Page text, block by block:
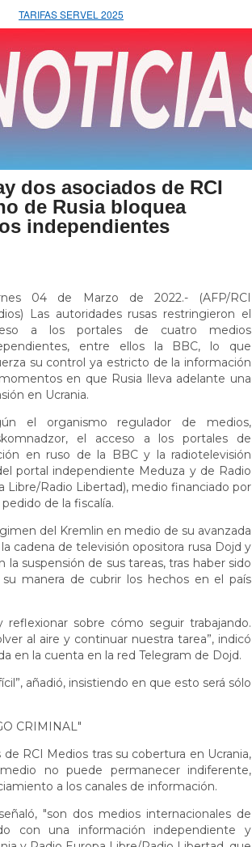
TARIFAS SERVEL 2025
dos asociados de RCI
de Rusia bloquea
independientes
04 de Marzo de 2022.- (AFP/RCI
Las autoridades rusas restringieron el
a los portales de cuatro medios
entre ellos la BBC, lo que
su control ya estricto de la información
en que Rusia lleva adelante una
en Ucrania.
el organismo regulador de medios,
el acceso a los portales de
en ruso de la BBC y la radiotelevisión
portal independiente Meduza y de Radio
Libre/Radio Libertad), medio financiado por
de la fiscalía.
del Kremlin en medio de su avanzada
cadena de televisión opositora rusa Dojd y
suspensión de sus tareas, tras haber sido
manera de cubrir los hechos en el país
reflexionar sobre cómo seguir trabajando.
al aire y continuar nuestra tarea”, indicó
en la cuenta en la red Telegram de Dojd.
añadió, insistiendo en que esto será sólo
CRIMINAL"
RCI Medios tras su cobertura en Ucrania,
no puede permanecer indiferente,
a los canales de información.
"son dos medios internacionales de
con una información independiente y